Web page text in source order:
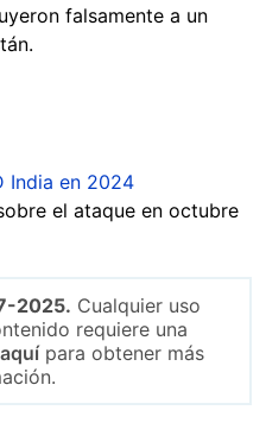
falsamente a un
India en 2024
el ataque en octubre
2025. Cualquier uso
requiere una
aquípara obtener más